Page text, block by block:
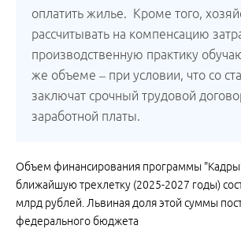
оплатить жилье. Кроме того,
рассчитывать на компенсацию
производственную практику
же объеме – при условии, что со
заключат срочный трудовой
заработной платы.
Объем финансирования программы
ближайшую трехлетку (2025-2027 годы)
млрд рублей. Львиная доля этой суммы
федерального бюджета